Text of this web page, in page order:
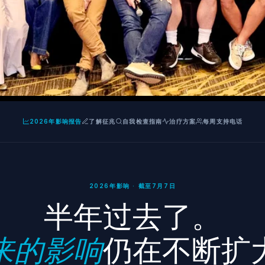
2026年影响报告 了解征兆 自我检查指南 治疗方案 每周支持电话
2026年影响 · 截至7月7日
半年过去了。
的影响仍在不断扩